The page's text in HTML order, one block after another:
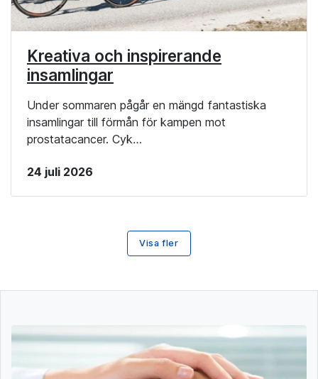
Kreativa och inspirerande
insamlingar
Under sommaren pågår en mängd fantastiska
insamlingar till förmån för kampen mot
prostatacancer. Cyk…
24 juli 2026
Visa fler